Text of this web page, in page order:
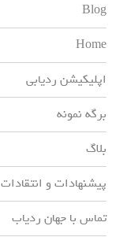
Blog
Home
اپلیکیشن ردیابی
برگه نمونه
بلاگ
پیشنهادات و انتقادات
تماس با جهان ردیاب